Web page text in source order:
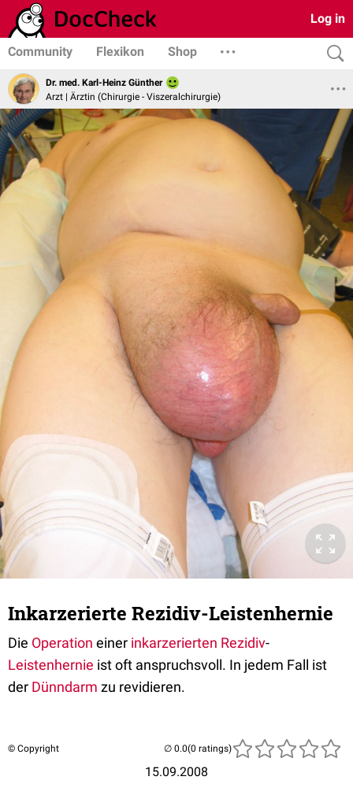
Log in
Community Flexikon Shop
Dr. med. Karl-Heinz Günther
Arzt | Ärztin (Chirurgie - Viszeralchirurgie)
Inkarzerierte Rezidiv-Leistenhernie
Die Operation einer inkarzerierten Rezidiv-
Leistenhernie ist oft anspruchsvoll. In jedem Fall ist
der Dünndarm zu revidieren.
© Copyright
15.09.2008
(0 ratings)